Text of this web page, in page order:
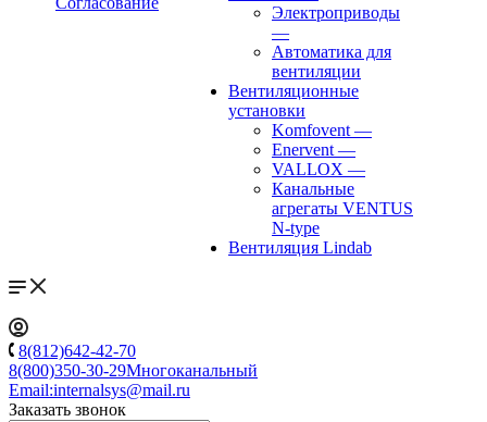
Электроприводы
—
Автоматика для
вентиляции
Вентиляционные
установки
Komfovent —
Enervent —
VALLOX —
Канальные
агрегаты VENTUS
N-type
Вентиляция Lindab
8(812)642-42-70
8(800)350-30-29Многоканальный
Email:internalsys@mail.ru
Заказать звонок